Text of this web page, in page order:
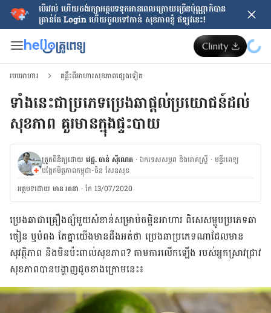
បើរវល់ ហើយចង់​រក្សាអត្ថបទទុកអានពេលក្រោយ​ច្រើនប៉ុណ្ណាក៏បាន
គ្រាន់តែ​ Login ហើយចូលទៅកាន់ សុខភាពខ្ញុំ ឥឡូវនេះ!
របបអាហារ គន្លឹះពីអាហារសុខភាពផ្សេងទៀត
ទាំងនេះជាប្រភេទ​ប្រេងឆាផ្តល់ប្រយោជន៍ដល់
សុខភាព គួរមានក្នុងផ្ទះបាយ
ត្រួតពិនិត្យដោយ វេជ្ជ. ចាន់ ស៊ីណេត ·ឯកទេសសម្ភព និងរោគស្ត្រី ·ម​ន្ទីរពេទ្យ
បង្អែកមិត្តភាពកម្ពុជា-ចិន សែនសុខ
អត្ថបទ​ដោយ មាន រតនា ·កែ 13/07/2020
ប្រេង​ឆា​ជា​គ្រឿង​ផ្សំ​មួយ​សំខាន់​សម្រាប់​ចម្អិន​អាហារ ពិសេស​ម្ហូប​ប្រភេទ​ឆា
ចៀន​ ឬ​បំពង តែ​គ្នា​យើង​មាន​ដឹង​អត់​ថា ប្រេង​ឆា​ប្រភេទ​ណាដែល​មាន​
សុវត្ថិភាព និង​មិន​ប៉ះ​ពាល់​សុខភាព​? តាម​ការ​លើក​ឡើង​ របស់​អ្នក​ស្រាវជ្រាវ​
សុខភាព​បាន​បង្ហាញ​ដូច​ខាង​ក្រោម​នេះ៖